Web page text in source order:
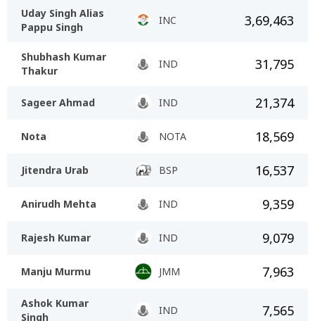
Uday Singh Alias
Pappu Singh
INC 3,69,463
Shubhash Kumar
Thakur
IND 31,795
Sageer Ahmad IND 21,374
Nota NOTA 18,569
Jitendra Urab BSP 16,537
Anirudh Mehta IND 9,359
Rajesh Kumar IND 9,079
Manju Murmu JMM 7,963
Ashok Kumar
Singh
IND 7,565